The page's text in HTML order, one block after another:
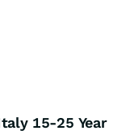
15-25 Year